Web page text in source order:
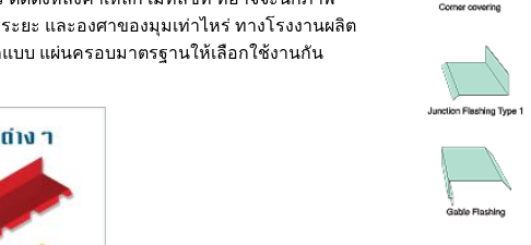
ะยะ และองศาของมุมเท่าไหร่ ทางโรงงานผลิต
บบ แผ่นครอบมาตรฐานให้เลือกใช้งานกัน